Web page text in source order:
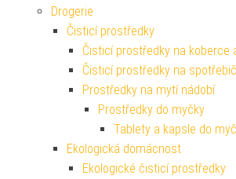
Drogerie
Čisticí prostředky
Čisticí prostředky na koberce
Čisticí prostředky na
Prostředky na mytí nádobí
Prostředky do myčky
Tablety a kapsle do
Ekologická domácnost
Ekologické čisticí prostředky